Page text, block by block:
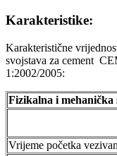
Karakteristike:
Karakteristične
svojstava za cement
1:2002/2005:
Fizikalna i mehanička
Vrijeme početka